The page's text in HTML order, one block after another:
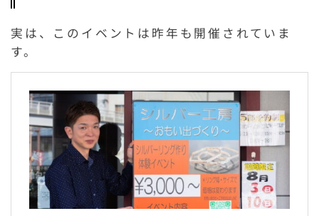
実は、このイベントは昨年も開催されていま
す。